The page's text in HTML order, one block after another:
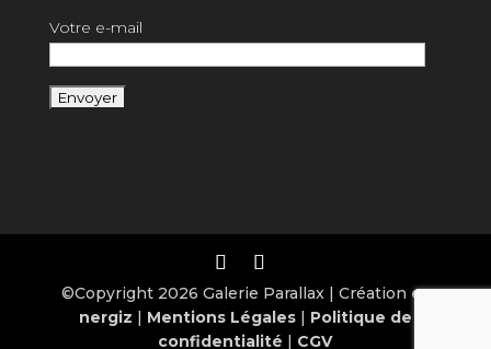
Votre e-mail
©Copyright 2026 Galerie Parallax | Création e-
nergiz | Mentions Légales | Politique de
confidentialité | CGV